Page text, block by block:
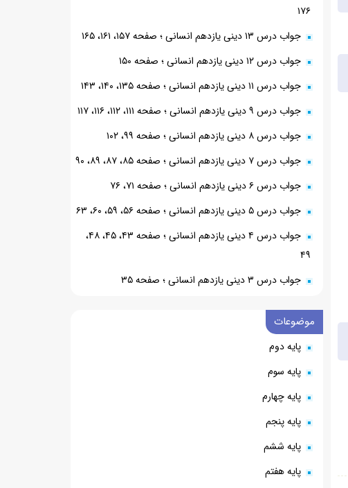
۱۷۶
جواب درس ۱۳ دینی یازدهم انسانی ؛ صفحه ۱۵۷، ۱۶۱، ۱۶۵
جواب درس ۱۲ دینی یازدهم انسانی ؛ صفحه ۱۵۰
جواب درس ۱۱ دینی یازدهم انسانی ؛ صفحه ۱۳۵، ۱۴۰، ۱۴۳
جواب درس ۹ دینی یازدهم انسانی ؛ صفحه ۱۱۱، ۱۱۲، ۱۱۶، ۱۱۷
جواب درس ۸ دینی یازدهم انسانی ؛ صفحه ۹۹، ۱۰۲
جواب درس ۷ دینی یازدهم انسانی ؛ صفحه ۸۵، ۸۷، ۸۹، ۹۰
جواب درس ۶ دینی یازدهم انسانی ؛ صفحه ۷۱، ۷۶
جواب درس ۵ دینی یازدهم انسانی ؛ صفحه ۵۶، ۵۹، ۶۰، ۶۳
جواب درس ۴ دینی یازدهم انسانی ؛ صفحه ۴۳، ۴۵، ۴۸،
۴۹
جواب درس ۳ دینی یازدهم انسانی ؛ صفحه ۳۵
موضوعات
پایه دوم
پایه سوم
پایه چهارم
پایه پنجم
پایه ششم
پایه هفتم